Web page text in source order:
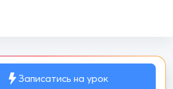
Записатись на урок